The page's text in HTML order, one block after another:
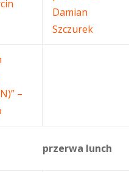
Damian
Szczurek
–
przerwa lunch